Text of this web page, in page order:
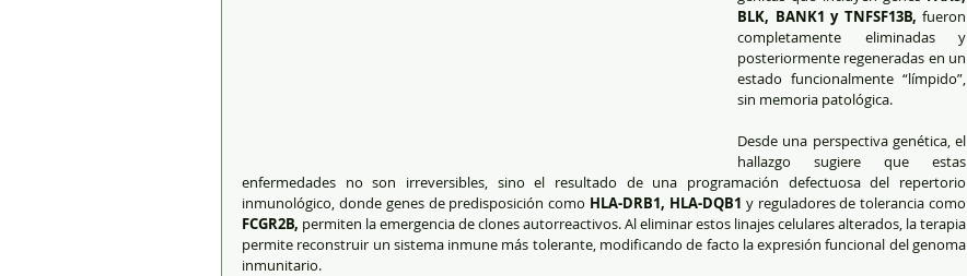
BLK, BANK1 y TNFSF13B, fueron
completamente eliminadas y
posteriormente regeneradas en un
estado funcionalmente “límpido”,
sin memoria patológica.
Desde una perspectiva genética, el
hallazgo sugiere que estas
enfermedades no son irreversibles, sino el resultado de una programación defectuosa del repertorio
inmunológico, donde genes de predisposición como HLA-DRB1, HLA-DQB1
FCGR2B, permiten la emergencia de clones autorreactivos. Al eliminar estos linajes celulares alterados, la terapia
permite reconstruir un sistema inmune más tolerante, modificando de facto la expresión funcional del genoma
inmunitario.